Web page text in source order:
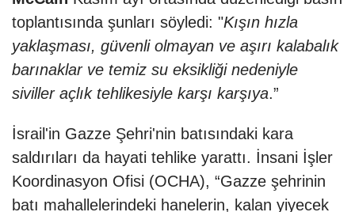
toplantısında şunları söyledi: "Kışın hızla
yaklaşması, güvenli olmayan ve aşırı kalabalık
barınaklar ve temiz su eksikliği nedeniyle
siviller açlık tehlikesiyle karşı karşıya.”
İsrail'in Gazze Şehri'nin batısındaki kara
saldırıları da hayati tehlike yarattı. İnsani İşler
Koordinasyon Ofisi (OCHA), “Gazze şehrinin
batı mahallelerindeki hanelerin, kalan yiyecek